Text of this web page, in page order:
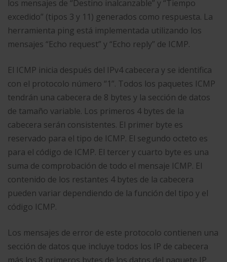
los mensajes de “Destino inalcanzable” y “Tiempo
excedido” (tipos 3 y 11) generados como respuesta. La
herramienta ping está implementada utilizando los
mensajes “Echo request” y “Echo reply” de ICMP.
El ICMP inicia después del IPv4 cabecera y se identifica
con el protocolo número “1”. Todos los paquetes ICMP
tendrán una cabecera de 8 bytes y la sección de datos
de tamaño variable. Los primeros 4 bytes de la
cabecera serán consistentes. El primer byte es
reservado para el tipo de ICMP. El segundo octeto es
para el código de ICMP. El tercer y cuarto byte es una
suma de comprobación de todo el mensaje ICMP. El
contenido de los restantes 4 bytes de la cabecera
pueden variar dependiendo de la función del tipo y el
código ICMP.
Los mensajes de error de este protocolo contienen una
sección de datos que incluye todos los IP de cabecera